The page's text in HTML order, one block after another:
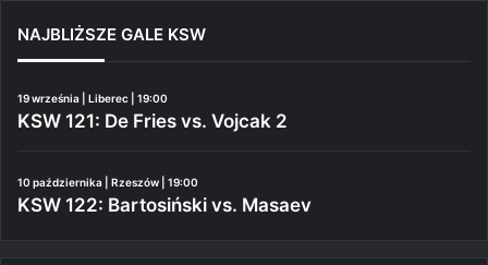
NAJBLIŻSZE GALE KSW
19 września | Liberec | 19:00
KSW 121: De Fries vs. Vojcak 2
10 października | Rzeszów | 19:00
KSW 122: Bartosiński vs. Masaev